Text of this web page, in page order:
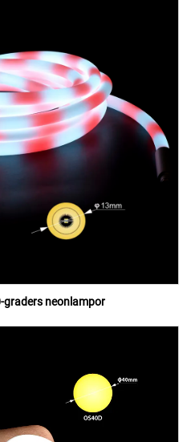
graders neonlampor